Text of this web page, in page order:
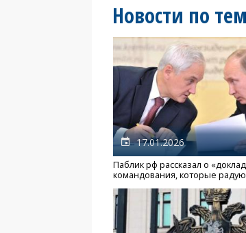
Новости по
17.01.2026
Паблик рф рассказал о
командования, которые